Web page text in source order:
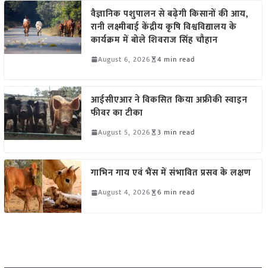
वैज्ञानिक पशुपालन से बढ़ेगी किसानों की आय,
रानी लक्ष्मीबाई केंद्रीय कृषि विश्वविद्यालय के
कार्यक्रम में बोले शिवराज सिंह चौहान
August 6, 2026 4 min read
आईसीएआर ने विकसित किया अफ्रीकी स्वाइन
फीवर का टीका
August 5, 2026 3 min read
गाभिन गाय एवं भैंस में संभावित प्रसव के लक्षण
August 4, 2026 6 min read